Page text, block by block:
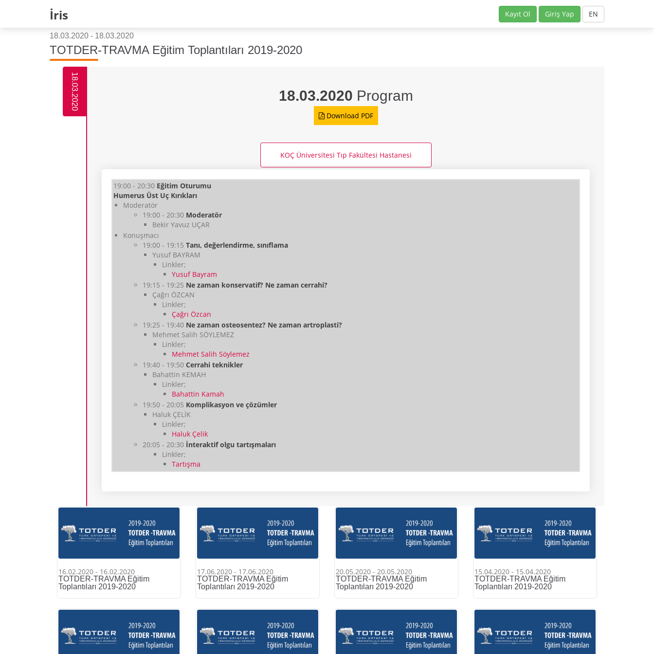
İris Kayıt Ol Giriş Yap EN
18.03.2020 - 18.03.2020
TOTDER-TRAVMA Eğitim Toplantıları 2019-2020
18.03.2020 18.03.2020 Program
Download PDF
KOÇ Üniversitesi Tıp Fakültesi Hastanesi
19:00 - 20:30 Eğitim Oturumu
Humerus Üst Uç Kırıkları
Moderatör
19:00 - 20:30 Moderatör
Bekir Yavuz UÇAR
Konuşmacı
19:00 - 19:15 Tanı, değerlendirme, sınıflama
Yusuf BAYRAM
Linkler;
Yusuf Bayram
19:15 - 19:25 Ne zaman konservatif? Ne zaman cerrahi?
Çağrı ÖZCAN
Linkler;
Çağrı Özcan
19:25 - 19:40 Ne zaman osteosentez? Ne zaman artroplasti?
Mehmet Salih SÖYLEMEZ
Linkler;
Mehmet Salih Söylemez
19:40 - 19:50 Cerrahi teknikler
Bahattin KEMAH
Linkler;
Bahattin Kamah
19:50 - 20:05 Komplikasyon ve çözümler
Haluk ÇELİK
Linkler;
Haluk Çelik
20:05 - 20:30 İnteraktif olgu tartışmaları
Linkler;
Tartışma
16.02.2020 - 16.02.2020
TOTDER-TRAVMA Eğitim
Toplantıları 2019-2020
17.06.2020 - 17.06.2020
TOTDER-TRAVMA Eğitim
Toplantıları 2019-2020
20.05.2020 - 20.05.2020
TOTDER-TRAVMA Eğitim
Toplantıları 2019-2020
15.04.2020 - 15.04.2020
TOTDER-TRAVMA Eğitim
Toplantıları 2019-2020